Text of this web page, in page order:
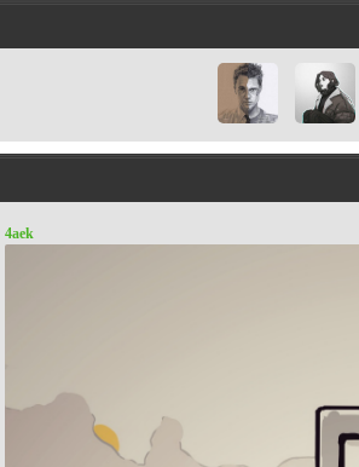
4aek